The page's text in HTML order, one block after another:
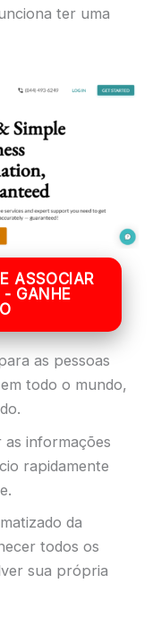
ter uma
ASSOCIAR
- GANHE
as pessoas
todo o mundo,
informações
rapidamente
da
todos os
sua própria